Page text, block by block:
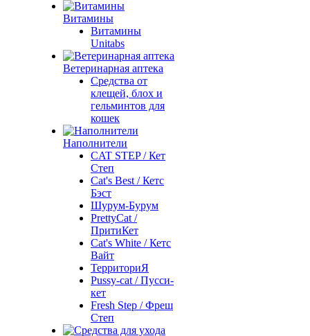
Витамины
Витамины
Unitabs
Ветеринарная аптека
Средства от
клещей, блох и
гельминтов для
кошек
Наполнители
CAT STEP / Кет
Степ
Cat's Best / Кетс
Бэст
Шурум-Бурум
PrettyCat /
ПритиКет
Cat's White / Кетс
Вайт
ТерриториЯ
Pussy-cat / Пусси-
кет
Fresh Step / Фреш
Степ